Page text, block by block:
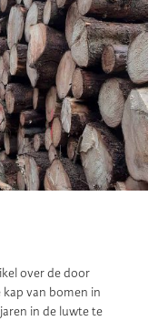
over de door
van bomen in
in de luwte te